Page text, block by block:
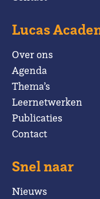
Lucas
Over ons
Agenda
Thema’s
Leernetwerken
Publicaties
Contact
Snel naar
Nieuws